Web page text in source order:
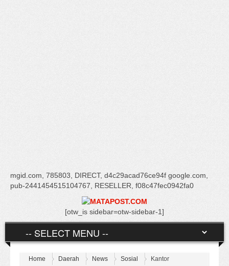
mgid.com, 785803, DIRECT, d4c29acad76ce94f google.com,
pub-2441454515104767, RESELLER, f08c47fec0942fa0
[otw_is sidebar=otw-sidebar-1]
Home Daerah News Sosial
Kantor